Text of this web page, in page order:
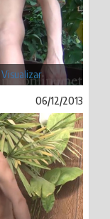
Visualizar
06/12/2013